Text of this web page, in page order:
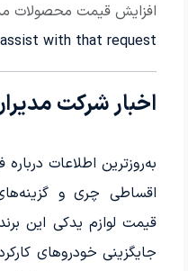
افزایش قیمت محصولات
with that request.
اخبار شرکت
به‌روزترین اطلاعات
اقساطی چری و
قیمت لوازم یدکی این
جایگزینی خودروهای